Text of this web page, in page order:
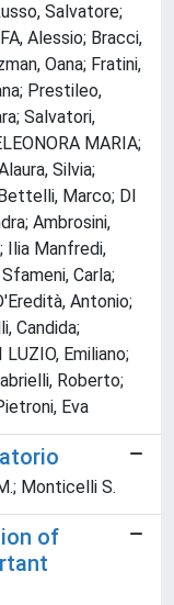
Salvatore;
Alessio; Bracci,
Oana; Fratini,
Prestileo,
Salvatori,
MARIA;
Silvia;
Marco; DI
Ambrosini,
Ilia Manfredi,
Carla;
Antonio;
Candida;
Emiliano;
Roberto;
Eva
Monticelli S.
of